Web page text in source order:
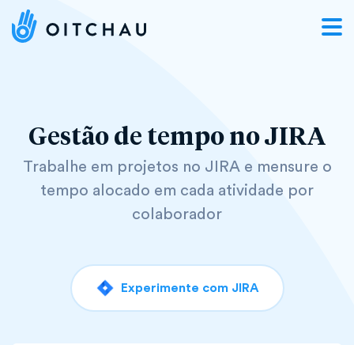
Gestãode temponoJIRA
Trabalhe em projetos no JIRA e mensure o
tempo alocado em cada atividade por
colaborador
Experimente com JIRA